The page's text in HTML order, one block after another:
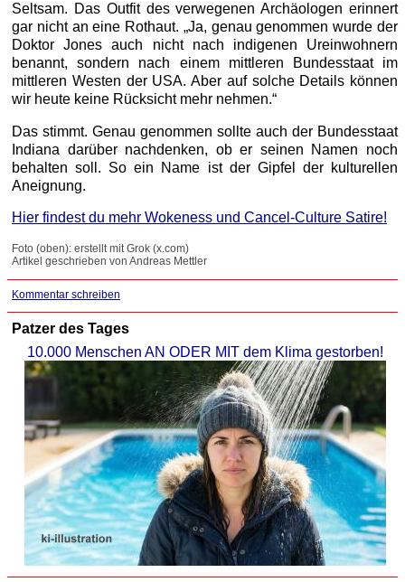
Seltsam. Das Outfit des verwegenen Archäologen erinnert
gar nicht an eine Rothaut. „Ja, genau genommen wurde der
Doktor Jones auch nicht nach indigenen Ureinwohnern
benannt, sondern nach einem mittleren Bundesstaat im
mittleren Westen der USA. Aber auf solche Details können
wir heute keine Rücksicht mehr nehmen.“
Das stimmt. Genau genommen sollte auch der Bundesstaat
Indiana darüber nachdenken, ob er seinen Namen noch
behalten soll. So ein Name ist der Gipfel der kulturellen
Aneignung.
Hier findest du mehr Wokeness und Cancel-Culture Satire!
Foto (oben): erstellt mit Grok (x.com)
Artikel geschrieben von Andreas Mettler
Kommentar schreiben
Patzer des Tages
10.000 Menschen AN ODER MIT dem Klima gestorben!